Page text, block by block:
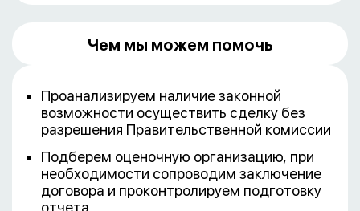
Чем мы можем помочь
Проанализируем наличие законной
возможности осуществить сделку без
разрешения Правительственной комиссии
Подберем оценочную организацию, при
необходимости сопроводим заключение
договора и проконтролируем подготовку
отчета